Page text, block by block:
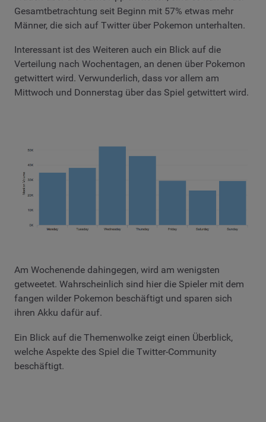
Gesamtbetrachtung seit Beginn mit 57% etwas mehr
Männer, die sich auf Twitter über Pokemon unterhalten.
Interessant ist des Weiteren auch ein Blick auf die
Verteilung nach Wochentagen, an denen über Pokemon
getwittert wird. Verwunderlich, dass vor allem am
Mittwoch und Donnerstag über das Spiel getwittert wird.
Am Wochenende dahingegen, wird am wenigsten
getweetet. Wahrscheinlich sind hier die Spieler mit dem
fangen wilder Pokemon beschäftigt und sparen sich
ihren Akku dafür auf.
Ein Blick auf die Themenwolke zeigt einen Überblick,
welche Aspekte des Spiel die Twitter-Community
beschäftigt.